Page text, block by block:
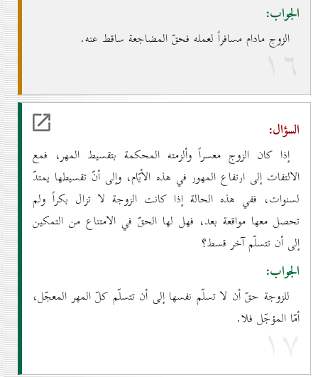
الجواب:
الزوج مادام مسافراً لعمله فحقّ المضاجعة ساقط عنه.
۱٦
السؤال:
إذا كان الزوج معسراً وألزمته المحكمة بتقسيط المهر، فمع
الالتفات إلى ارتفاع المهور في هذه الأيّام، وإلى أنّ تقسيطها يمتدّ
لسنوات، ففي هذه الحالة إذا كانت الزوجة لا تزال بكراً ولم
تحصل معها مواقعة بعد، فهل لها الحقّ في الامتناع من التمكين
إلى أن تتسلّم آخر قسط؟
الجواب:
للزوجة حقّ أن لا تسلّم نفسها إلى أن تتسلّم كلّ المهر المعجّل،
أمّا المؤجّل فلا.
۱۷